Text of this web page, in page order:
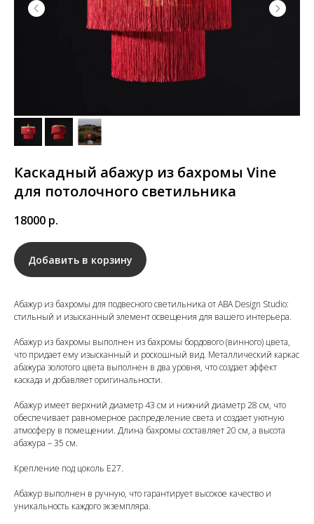
Каскадный абажур из бахромы Vine
для потолочного светильника
18000 р.
Добавить в корзину
Абажур из бахромы для подвесного светильника от ABA Design Studio:
стильный и изысканный элемент освещения для вашего интерьера.
Абажур из бахромы выполнен из бахромы бордового (винного) цвета,
что придает ему изысканный и роскошный вид. Металлический каркас
абажура золотого цвета выполнен в два уровня, что создает эффект
каскада и добавляет оригинальности.
Абажур имеет верхний диаметр 43 см и нижний диаметр 28 см, что
обеспечивает равномерное распределение света и создает уютную
атмосферу в помещении. Длина бахромы составляет 20 см, а высота
абажура – 35 см.
Крепление под цоколь Е27.
Абажур выполнен в ручную, что гарантирует высокое качество и
уникальность каждого экземпляра.